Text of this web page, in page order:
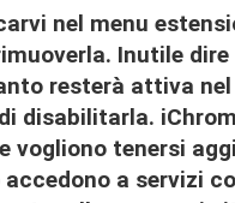
nel menu
Inutile dire
resterà attiva
disabilitarla.
vogliono tenersi
a servizi